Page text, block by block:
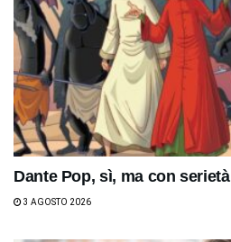
Dante Pop, sì, ma con serietà
3 AGOSTO 2026